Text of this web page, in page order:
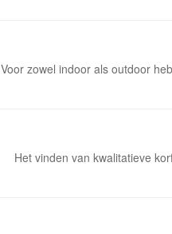
Voor zowel indoor als outdoor
Het vinden van kwalitatieve